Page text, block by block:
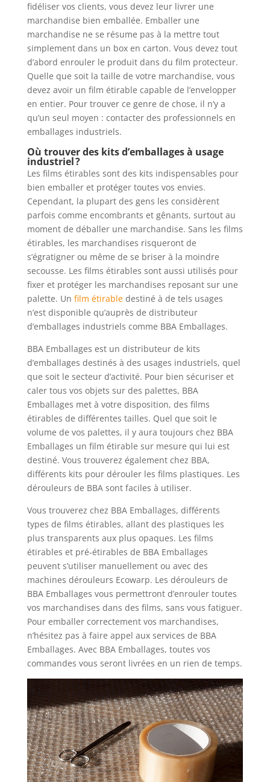
fidéliser vos clients, vous devez leur livrer une
marchandise bien emballée. Emballer une
marchandise ne se résume pas à la mettre tout
simplement dans un box en carton. Vous devez tout
d’abord enrouler le produit dans du film protecteur.
Quelle que soit la taille de votre marchandise, vous
devez avoir un film étirable capable de l’envelopper
en entier. Pour trouver ce genre de chose, il n’y a
qu’un seul moyen : contacter des professionnels en
emballages industriels.
Où trouver des kits d’emballages à usage
industriel ?
Les films étirables sont des kits indispensables pour
bien emballer et protéger toutes vos envies.
Cependant, la plupart des gens les considèrent
parfois comme encombrants et gênants, surtout au
moment de déballer une marchandise. Sans les films
étirables, les marchandises risqueront de
s’égratigner ou même de se briser à la moindre
secousse. Les films étirables sont aussi utilisés pour
fixer et protéger les marchandises reposant sur une
palette. Un film étirabledestiné à de tels usages
n’est disponible qu’auprès de distributeur
d’emballages industriels comme BBA Emballages.
BBA Emballages est un distributeur de kits
d’emballages destinés à des usages industriels, quel
que soit le secteur d’activité. Pour bien sécuriser et
caler tous vos objets sur des palettes, BBA
Emballages met à votre disposition, des films
étirables de différentes tailles. Quel que soit le
volume de vos palettes, il y aura toujours chez BBA
Emballages un film étirable sur mesure qui lui est
destiné. Vous trouverez également chez BBA,
différents kits pour dérouler les films plastiques. Les
dérouleurs de BBA sont faciles à utiliser.
Vous trouverez chez BBA Emballages, différents
types de films étirables, allant des plastiques les
plus transparents aux plus opaques. Les films
étirables et pré-étirables de BBA Emballages
peuvent s’utiliser manuellement ou avec des
machines dérouleurs Ecowarp. Les dérouleurs de
BBA Emballages vous permettront d’enrouler toutes
vos marchandises dans des films, sans vous fatiguer.
Pour emballer correctement vos marchandises,
n’hésitez pas à faire appel aux services de BBA
Emballages. Avec BBA Emballages, toutes vos
commandes vous seront livrées en un rien de temps.